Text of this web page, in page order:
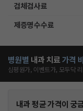
검체검사료
제증명수수료
병원별 내과 치료가격
심평원가, 이벤트가, 모두닥
내과평균 가격이 궁